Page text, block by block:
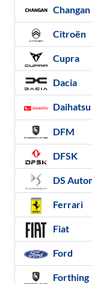
Changan
Citroën
Cupra
Dacia
Daihatsu
DFM
DFSK
DS
Ferrari
Fiat
Ford
Forthing